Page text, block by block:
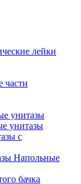
лейки
унитазы
унитазы
с
Напольные